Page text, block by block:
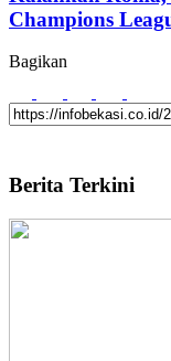
Champions
Bagikan
Berita Terkini